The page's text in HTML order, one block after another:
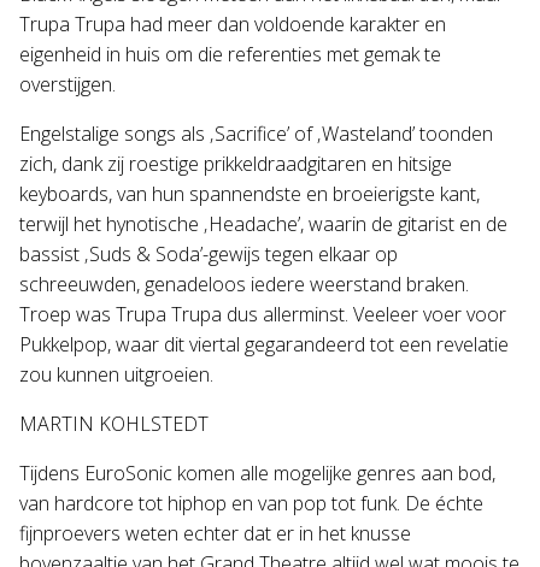
Trupa Trupa had meer dan voldoende karakter en
eigenheid in huis om die referenties met gemak te
overstijgen.
Engelstalige songs als ‚Sacrifice’ of ‚Wasteland’ toonden
zich, dank zij roestige prikkeldraadgitaren en hitsige
keyboards, van hun spannendste en broeierigste kant,
terwijl het hynotische ‚Headache’, waarin de gitarist en de
bassist ‚Suds & Soda’-gewijs tegen elkaar op
schreeuwden, genadeloos iedere weerstand braken.
Troep was Trupa Trupa dus allerminst. Veeleer voer voor
Pukkelpop, waar dit viertal gegarandeerd tot een revelatie
zou kunnen uitgroeien.
MARTIN KOHLSTEDT
Tijdens EuroSonic komen alle mogelijke genres aan bod,
van hardcore tot hiphop en van pop tot funk. De échte
fijnproevers weten echter dat er in het knusse